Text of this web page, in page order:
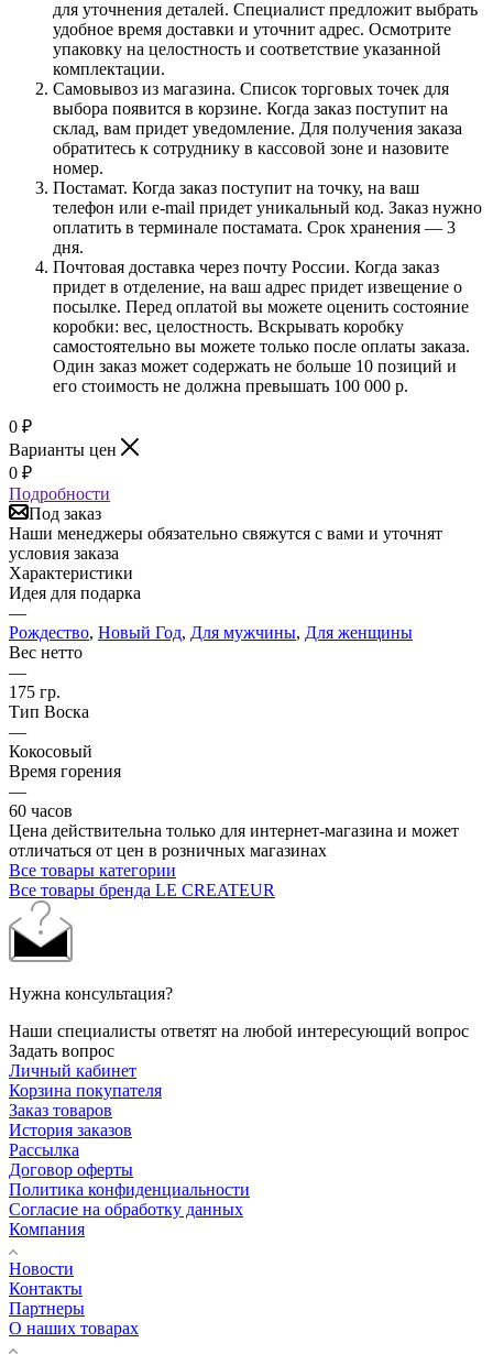
для уточнения деталей. Специалист предложит выбрать
удобное время доставки и уточнит адрес. Осмотрите
упаковку на целостность и соответствие указанной
комплектации.
Самовывоз из магазина. Список торговых точек для
выбора появится в корзине. Когда заказ поступит на
склад, вам придет уведомление. Для получения заказа
обратитесь к сотруднику в кассовой зоне и назовите
номер.
Постамат. Когда заказ поступит на точку, на ваш
телефон или e-mail придет уникальный код. Заказ нужно
оплатить в терминале постамата. Срок хранения — 3
дня.
Почтовая доставка через почту России. Когда заказ
придет в отделение, на ваш адрес придет извещение о
посылке. Перед оплатой вы можете оценить состояние
коробки: вес, целостность. Вскрывать коробку
самостоятельно вы можете только после оплаты заказа.
Один заказ может содержать не больше 10 позиций и
его стоимость не должна превышать 100 000 р.
0 ₽
Варианты цен
0 ₽
Подробности
Под заказ
Наши менеджеры обязательно свяжутся с вами и уточнят
условия заказа
Характеристики
Идея для подарка
—
Рождество, Новый Год, Для мужчины, Для женщины
Вес нетто
—
175 гр.
Тип Воска
—
Кокосовый
Время горения
—
60 часов
Цена действительна только для интернет-магазина и может
отличаться от цен в розничных магазинах
Все товары категории
Все товары бренда LE CREATEUR
Нужна консультация?
Наши специалисты ответят на любой интересующий вопрос
Задать вопрос
Личный кабинет
Корзина покупателя
Заказ товаров
История заказов
Рассылка
Договор оферты
Политика конфиденциальности
Согласие на обработку данных
Компания
Новости
Контакты
Партнеры
О наших товарах